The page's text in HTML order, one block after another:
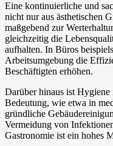
Eine kontinuierliche und
nicht nur aus ästhetischen
maßgebend zur
gleichzeitig die
aufhalten. In Büros
Arbeitsumgebung die
Beschäftigten erhöhen.
Darüber hinaus ist
Bedeutung, wie etwa in
gründliche
Vermeidung von
Gastronomie ist ein hohes